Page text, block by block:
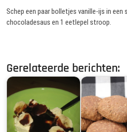
Schep een paar bolletjes vanille-ijs in een
chocoladesaus en 1 eetlepel stroop.
Gerelateerde berichten: